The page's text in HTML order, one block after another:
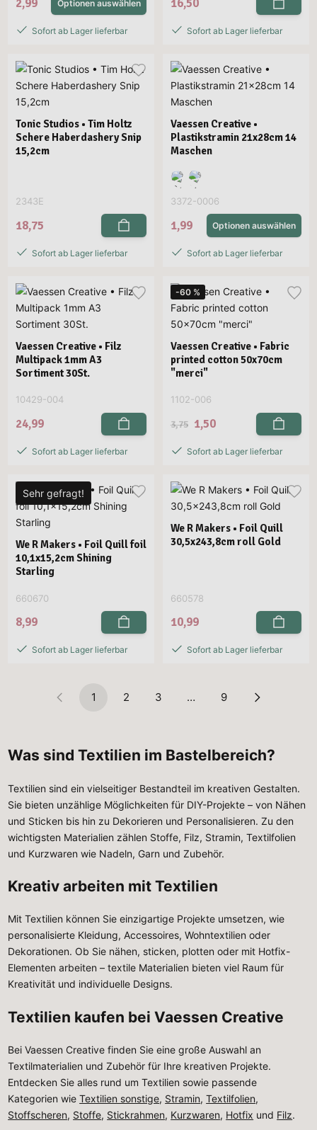
Optionen auswählen
Sofort ab Lager lieferbar Sofort ab Lager lieferbar
Tonic Studios • Tim Holtz
Schere Haberdashery Snip
15,2cm
2343E
18,75
Sofort ab Lager lieferbar
Vaessen Creative •
Plastikstramin 21x28cm 14
Maschen
3372-0006
1,99 Optionen auswählen
Sofort ab Lager lieferbar
Vaessen Creative • Filz
Multipack 1mm A3
Sortiment 30St.
10429-004
24,99
Sofort ab Lager lieferbar
-60 %
Vaessen Creative • Fabric
printed cotton 50x70cm
"merci"
1102-006
3,75 1,50
Sofort ab Lager lieferbar
Sehr gefragt!
We R Makers • Foil Quill foil
10,1x15,2cm Shining
Starling
660670
8,99
Sofort ab Lager lieferbar
We R Makers • Foil Quill
30,5x243,8cm roll Gold
660578
10,99
Sofort ab Lager lieferbar
1 2 3 … 9
Was sind Textilien im Bastelbereich?
Textilien sind ein vielseitiger Bestandteil im kreativen Gestalten.
Sie bieten unzählige Möglichkeiten für DIY-Projekte – von Nähen
und Sticken bis hin zu Dekorieren und Personalisieren. Zu den
wichtigsten Materialien zählen Stoffe, Filz, Stramin, Textilfolien
und Kurzwaren wie Nadeln, Garn und Zubehör.
Kreativ arbeiten mit Textilien
Mit Textilien können Sie einzigartige Projekte umsetzen, wie
personalisierte Kleidung, Accessoires, Wohntextilien oder
Dekorationen. Ob Sie nähen, sticken, plotten oder mit Hotfix-
Elementen arbeiten – textile Materialien bieten viel Raum für
Kreativität und individuelle Designs.
Textilien kaufen bei Vaessen Creative
Bei Vaessen Creative finden Sie eine große Auswahl an
Textilmaterialien und Zubehör für Ihre kreativen Projekte.
Entdecken Sie alles rund um Textilien sowie passende
Kategorien wieTextilien sonstige, Stramin,Textilfolien,
Stoffscheren, Stoffe, Stickrahmen, Kurzwaren, Hotfix und Filz.